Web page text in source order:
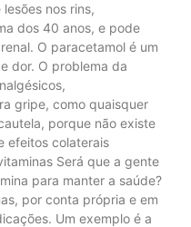
nos rins,
dos 40 anos, e pode
O paracetamol é um
dor. O problema da
gripe, como quaisquer
porque não existe
efeitos colaterais
Será que a gente
para manter a saúde?
por conta própria e em
Um exemplo é a